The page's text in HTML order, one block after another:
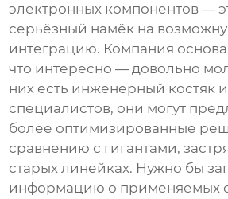
электронных компонентов —
серьёзный намёк на
интеграцию. Компания
что интересно — довольно
них есть инженерный костяк
специалистов, они могут
более оптимизированные
сравнению с гигантами,
старых линейках. Нужно бы
информацию о применяемых